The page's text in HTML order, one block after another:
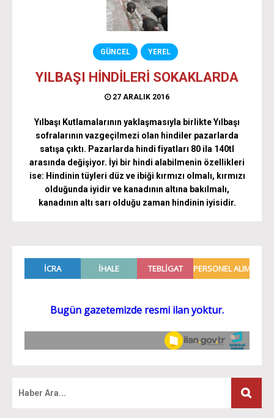
GÜNCEL YEREL
YILBAŞI HİNDİLERİ SOKAKLARDA
27 ARALIK 2016
Yılbaşı Kutlamalarının yaklaşmasıyla birlikte Yılbaşı
sofralarının vazgeçilmezi olan hindiler pazarlarda
satışa çıktı. Pazarlarda hindi fiyatları 80 ila 140tl
arasında değişiyor. İyi bir hindi alabilmenin özellikleri
ise: Hindinin tüyleri düz ve ibiği kırmızı olmalı, kırmızı
olduğunda iyidir ve kanadının altına bakılmalı,
kanadının altı sarı olduğu zaman hindinin iyisidir.